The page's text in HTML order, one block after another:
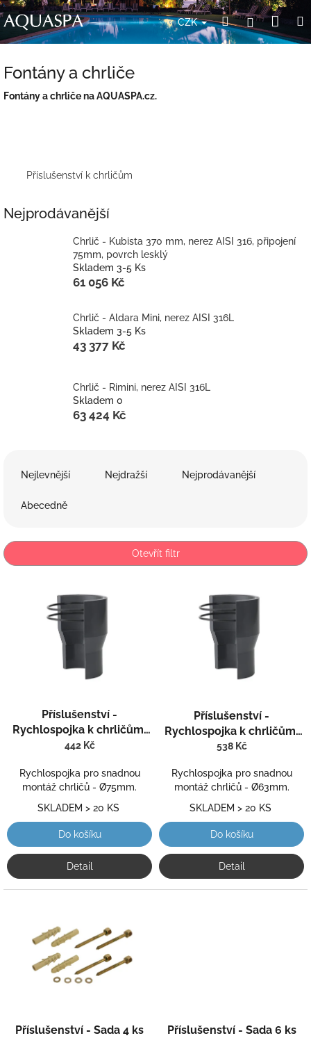
Přejít
na
obsah
CZK HledatPřihlášení
Fontány a chrliče
Fontány a chrliče na AQUASPA.cz.
Příslušenství k chrličům
Nejprodávanější
Chrlič - Kubista 370 mm, nerez AISI 316, připojení
75mm, povrch lesklý
Skladem 3-5 Ks
61 056 Kč
Chrlič - Aldara Mini, nerez AISI 316L
Skladem 3-5 Ks
43 377 Kč
Chrlič - Rimini, nerez AISI 316L
Skladem 0
63 424 Kč
p
r
Nejlevnější Nejdražší Nejprodávanější
Abecedně
Otevřít filtr
Příslušenství -
Rychlospojka k chrličům,
d= 75 mm
442 Kč
Rychlospojka pro snadnou
montáž chrličů - Ø75mm.
SKLADEM > 20 KS
Do košíku
Detail
hodnocení
produktu
je
z
5
Příslušenství -
Rychlospojka k chrličům,
d= 63 mm
538 Kč
Rychlospojka pro snadnou
montáž chrličů - Ø63mm.
SKLADEM > 20 KS
Do košíku
Detail
Příslušenství - Sada 4 ks
Příslušenství - Sada 6 ks